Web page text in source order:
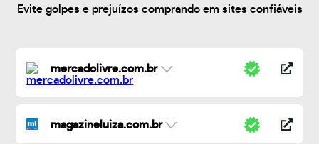
Evite golpes e prejuízos comprando em sites confiáveis
mercadolivre.com.br
magazineluiza.com.br